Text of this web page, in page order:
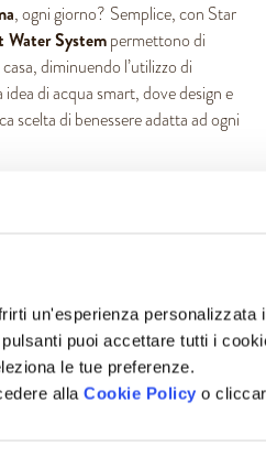
un'esperienza
puoi accettare tutti i
le tue preferenze.
alla Cookie Policy o
, ogni giorno? Semplice, con Star
Water Systempermettono di
diminuendo l’utilizzo di
di acqua smart, dove design e
scelta di benessere adatta ad ogni
tutti i vantaggi per te